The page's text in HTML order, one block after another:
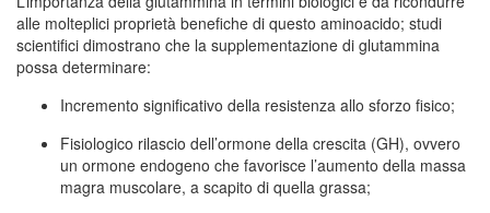
alle molteplici proprietà benefiche di questo aminoacido; studi
scientifici dimostrano che la supplementazione di glutammina
possa determinare:
Incremento significativo della resistenza allo sforzo fisico;
Fisiologico rilascio dell’ormone della crescita (GH), ovvero
un ormone endogeno che favorisce l’aumento della massa
magra muscolare, a scapito di quella grassa;